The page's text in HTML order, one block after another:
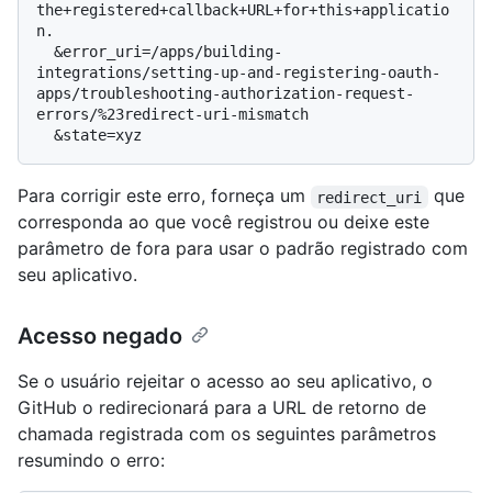
the+registered+callback+URL+for+this+applicatio
n.
integrations/setting-up-and-registering-oauth-
apps/troubleshooting-authorization-request-
errors/%23redirect-uri-mismatch
Para corrigir este erro, forneça um redirect_uri
que
corresponda ao que você registrou ou deixe este
parâmetro de fora para usar o padrão registrado com
seu aplicativo.
Acesso negado
Se o usuário rejeitar o acesso ao seu aplicativo, o
GitHub o redirecionará para a URL de retorno de
chamada registrada com os seguintes parâmetros
resumindo o erro: